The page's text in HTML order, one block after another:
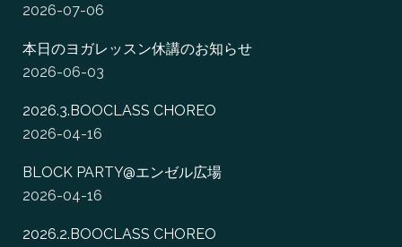
2026-07-06
本日のヨガレッスン休講のお知らせ
2026-06-03
2026.3.BOOCLASS CHOREO
2026-04-16
BLOCK PARTY@エンゼル広場
2026-04-16
2026.2.BOOCLASS CHOREO